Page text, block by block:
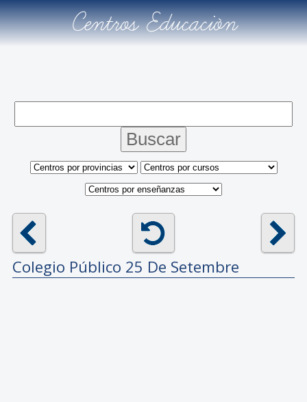
Centros Educación
Colegio Público 25 De Setembre